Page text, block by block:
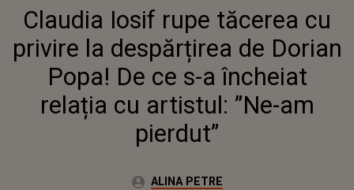
CU PRIVIRE LA DESPĂRȚIREA
DE DORIAN POPA! DE CE S-A
ÎNCHEIAT RELAȚIA CU
ARTISTUL: ”NE-AM PIERDUT”
Claudia Iosif rupe tăcerea cu
privire la despărțirea de Dorian
Popa! De ce s-a încheiat
relația cu artistul: ”Ne-am
pierdut”
Autor:ALINA PETRE